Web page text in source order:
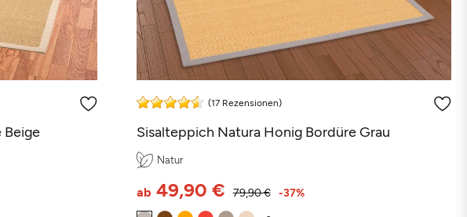
Beige
(17 Rezensionen)
Sisalteppich Natura Honig Bordüre Grau
Natur
79,90 €
ab 49,90 € -37%